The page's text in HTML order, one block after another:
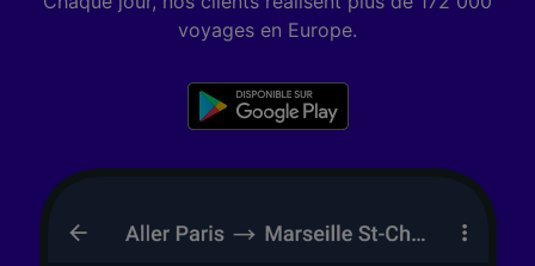
voyages en Europe.